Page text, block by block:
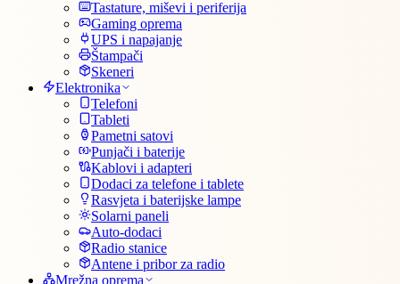
Tastature, miševi i periferija
Gaming oprema
UPS i napajanje
Štampači
Skeneri
Elektronika
Telefoni
Tableti
Pametni satovi
Punjači i baterije
Kablovi i adapteri
Dodaci za telefone i tablete
Rasvjeta i baterijske lampe
Solarni paneli
Auto-dodaci
Radio stanice
Antene i pribor za radio
Mrežna oprema